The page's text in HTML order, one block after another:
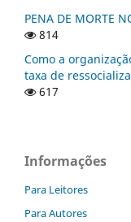
PENA DE MORTE
814
Como a
taxa de
617
Informações
Para Leitores
Para Autores